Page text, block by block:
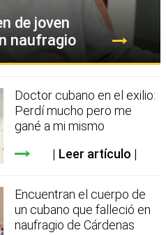
de joven
naufragio
Doctor cubano en el exilio:
Perdí mucho pero me
gané a mi mismo
Leer artículo
Encuentran el cuerpo de
un cubano que falleció en
naufragio de Cárdenas